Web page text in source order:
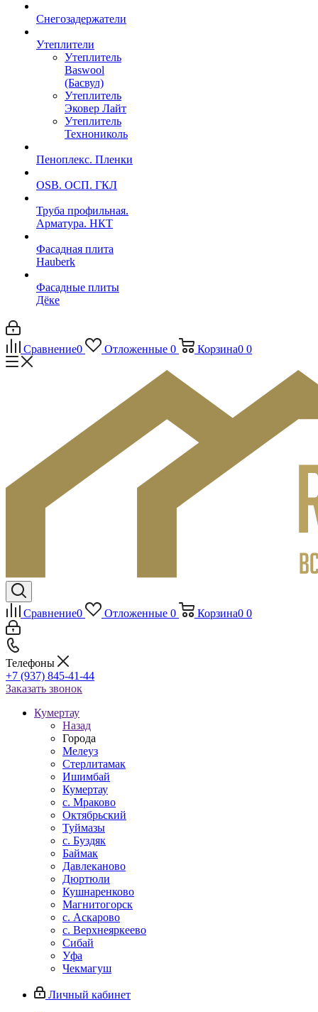
Снегозадержатели
Утеплители
Утеплитель
Baswool
(Басвул)
Утеплитель
Эковер Лайт
Утеплитель
Технониколь
Пеноплекс. Пленки
OSB. ОСП. ГКЛ
Труба профильная.
Арматура. НКТ
Фасадная плита
Hauberk
Фасадные плиты
Дёке
Сравнение0 Отложенные 0 Корзина0 0
Сравнение0 Отложенные 0 Корзина0 0
Телефоны
+7 (937) 845-41-44
Заказать звонок
Кумертау
Назад
Города
Мелеуз
Стерлитамак
Ишимбай
Кумертау
c. Мраково
Октябрьский
Туймазы
c. Буздяк
Баймак
Давлеканово
Дюртюли
Кушнаренково
Магнитогорск
с. Аскарово
с. Верхнеяркеево
Сибай
Уфа
Чекмагуш
Личный кабинет